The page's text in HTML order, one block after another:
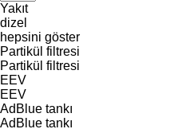
Yakıt
dizel
hepsini göster
Partikül filtresi
Partikül filtresi
EEV
EEV
AdBlue tankı
AdBlue tankı